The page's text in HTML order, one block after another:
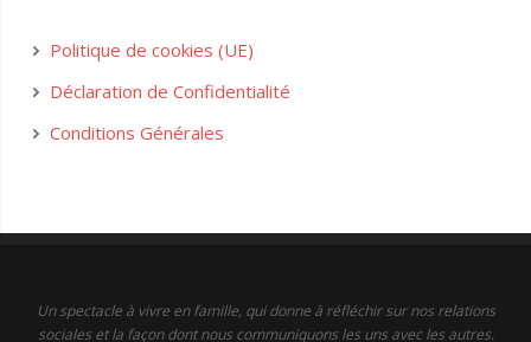
Politique de cookies (UE)
Déclaration de Confidentialité
Conditions Générales
Un spectacle à vivre en famille, qui donne à réfléchir sur nos relations
sociales et la façon dont nous communiquons les uns avec les autres.